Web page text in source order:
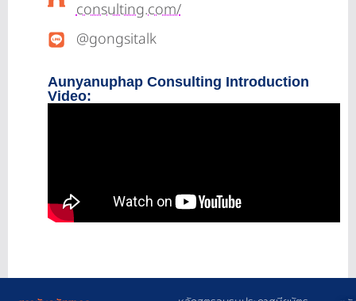
consulting.com/
@gongsitalk
Aunyanuphap Consulting Introduction
Video: